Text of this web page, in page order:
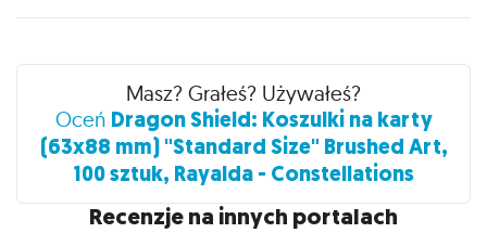
Recenzje
Masz? Grałeś? Używałeś?
Oceń Dragon Shield: Koszulki na karty
(63x88 mm) "Standard Size" Brushed Art,
100 sztuk, Rayalda - Constellations
Recenzje na innych portalach